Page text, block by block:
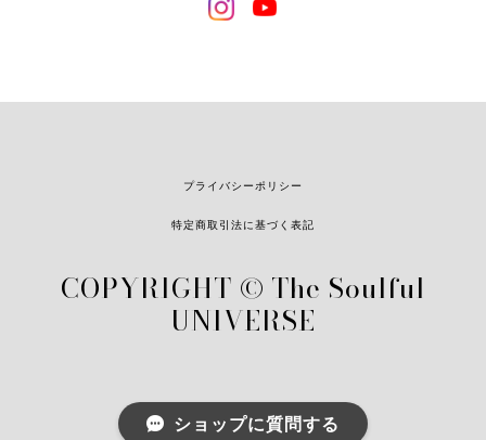
とても可愛くて癒されました❤️ありがとうございます(^^)
しい香り立ちなので読書の際のお供に楽しんでいます。 見た
目の美しさや香りの良さだけでなく、精油や天然石の説明カ
ード、キャンドルの中の天然石の名前と配置を図にしてくだ
プライバシーポリシー
特定商取引法に基づく表記
COPYRIGHT © The Soulful
UNIVERSE
ショップに質問する